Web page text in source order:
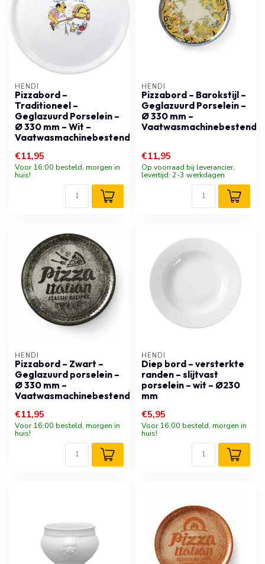
HENDI
Pizzabord –
Traditioneel –
Geglazuurd Porselein –
Ø 330 mm – Wit –
Vaatwasmachinebestendig
€11,95
Voor 16:00 besteld, morgen in
huis!
HENDI
Pizzabord – Barokstijl –
Geglazuurd Porselein –
Ø 330 mm –
Vaatwasmachinebestendig
€11,95
Op voorraad bij leverancier,
levertijd: 2-3 werkdagen
HENDI
Pizzabord – Zwart –
Geglazuurd porselein –
Ø 330 mm –
Vaatwasmachinebestendig
€11,95
Voor 16:00 besteld, morgen in
huis!
HENDI
Diep bord – versterkte
randen – slijtvast
porselein – wit – Ø230
mm
€5,95
Voor 16:00 besteld, morgen in
huis!